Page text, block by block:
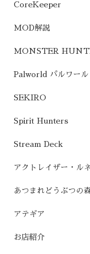
CoreKeeper
MOD解説
MONSTER
Palworld パルワール
SEKIRO
Spirit Hunters
Stream Deck
アクトレイザー・ル
あつまれどうぶつの
アテギア
お店紹介